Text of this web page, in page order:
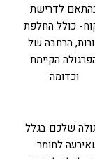
לדרישת
כולל החלפת
הרחבה של
הקיימת
וכדומה
שלכם בגלל
לחומר.